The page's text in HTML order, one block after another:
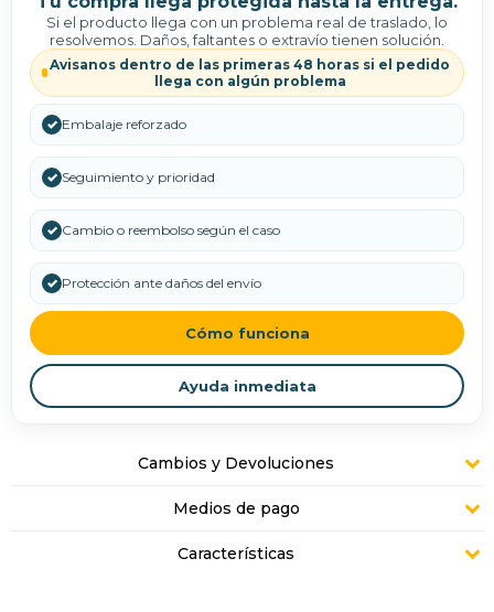
Si el producto llega con un problema real de traslado, lo
resolvemos. Daños, faltantes o extravío tienen solución.
Avisanos dentro de las primeras 48 horas si el pedido
llega con algún problema
✓ Embalaje reforzado
✓ Seguimiento y prioridad
✓ Cambio o reembolso según el caso
✓ Protección ante daños del envío
Cómo funciona
Ayuda inmediata
Cambios y Devoluciones
Medios de pago
Características